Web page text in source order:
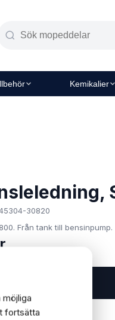
Kemikalier
30820
Från tank till bensinpump.
fortsätta